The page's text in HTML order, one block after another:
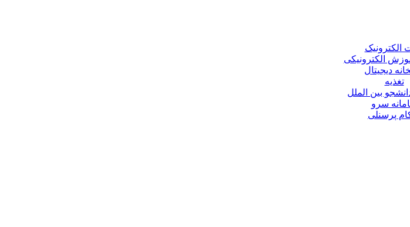
الکترونیک
الکترونیکی
دیجیتال
تغذیه
بین الملل
سرو
پرسنلی